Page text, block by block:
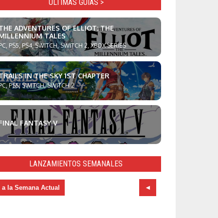
ULTIMAS GUÍAS >
ADVENTURES OF ELLIOT: THE
TALES
PS5, PS4, SWITCH, SWITCH 2, XBOX SERIES
IN THE SKY 1ST CHAPTER
PS5, SWITCH, SWITCH 2
FANTASY V
LANZAMIENTOS SEMANALES
a la Semana Actual